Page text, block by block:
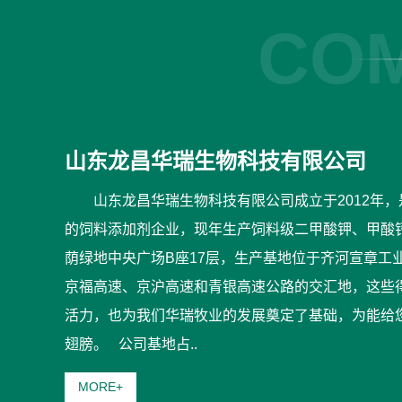
山东龙昌华瑞生物科技有限公司
山东龙昌华瑞生物科技有限公司成立于2012年
的饲料添加剂企业，现年生产饲料级二甲酸钾、甲
荫绿地中央广场B座17层，生产基地位于齐河宣章工
京福高速、京沪高速和青银高速公路的交汇地，这
活力，也为我们华瑞牧业的发展奠定了基础，为能
翅膀。 公司基地占..
MORE+